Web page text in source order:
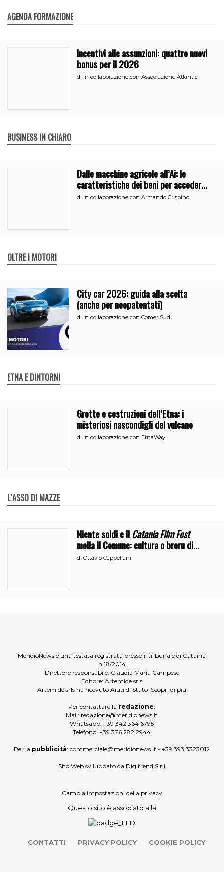
AGENDA FORMAZIONE
Incentivi alle assunzioni: quattro nuovi
bonus per il 2026
di in collaborazione con Associazione Atlantic
BUSINESS IN CHIARO
Dalle macchine agricole all’Ai: le
caratteristiche dei beni per accedere
all’iperammortamento
di in collaborazione con Armando Crispino
OLTRE I MOTORI
City car 2026: guida alla scelta
(anche per neopatentati)
di in collaborazione con Comer Sud
ETNA E DINTORNI
Grotte e costruzioni dell’Etna: i
misteriosi nascondigli del vulcano
di in collaborazione con EtnaWay
L`ASSO DI MAZZE
Niente soldi e ilCatania Film Fest
molla il Comune: cultura o broru di
ciciri?
diOttavio Cappellani
MeridioNews è una testata registrata presso il tribunale di Catania
n.18/2014
Direttore responsabile: Claudia Maria Campese
Editore: Artemide srls
Artemide srls ha ricevuto Aiuti di Stato Scopri di più
Per contattare la redazione:
Mail: redazione@meridionews.it
Whatsapp: +39 342 364 6795
Telefono: +39 376 282 2944
Per la pubblicità: commerciale@meridionews.it - +39 393 3323012
Sito Web sviluppato da Digitrend S.r.l
Cambia impostazioni della privacy
Questo sito è associato alla
CONTATTI PRIVACY POLICY COOKIE POLICY